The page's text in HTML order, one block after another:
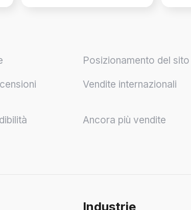
Posizionamento del
Vendite internazionali
Ancora più vendite
Industrie